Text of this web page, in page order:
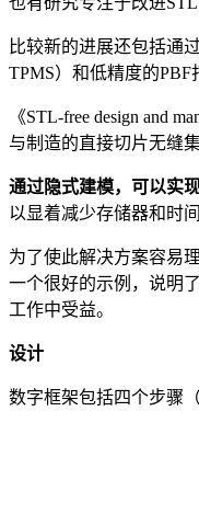
比较新的进展还包括通
TPMS）和低精度的
《STL-free design and
与制造的直接切片无缝集
通过隐式建模，可以实
以显着减少存储器和时
为了使此解决方案容易
一个很好的示例，说明
工作中受益。
设计
数字框架包括四个步骤（